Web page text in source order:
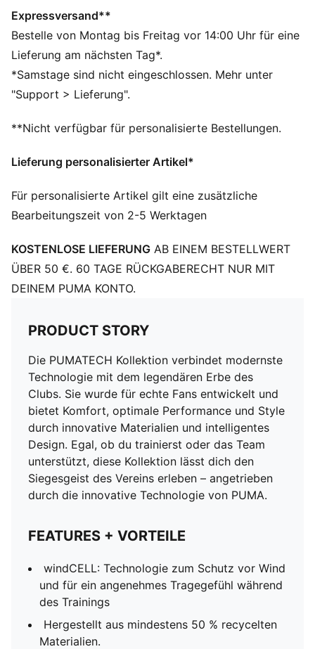
FEATURES + VORTEILE
windCELL: Technologie zum Schutz vor Wind und für
ein angenehmes Tragegefühl während des Trainings
Hergestellt aus mindestens 50 % recycelten
Materialien.
DETAILS
Hauptmaterial: Webware
Lange Ärmel
Länge: Standard-Jacke
Taschen: Reißverschlusstasche, Seitentasche
Expressversand**
Bestelle von Montag bis Freitag vor 14:00 Uhr für eine
Lieferung am nächsten Tag*.
*Samstage sind nicht eingeschlossen. Mehr unter
"Support > Lieferung".
**Nicht verfügbar für personalisierte Bestellungen.
Lieferung personalisierter Artikel*
Für personalisierte Artikel gilt eine zusätzliche
Bearbeitungszeit von 2-5 Werktagen
KOSTENLOSE LIEFERUNG AB EINEM BESTELLWERT
ÜBER 50 €. 60 TAGE RÜCKGABERECHT NUR MIT
DEINEM PUMA KONTO.
PRODUCT STORY
Die PUMATECH Kollektion verbindet modernste
Technologie mit dem legendären Erbe des
Clubs. Sie wurde für echte Fans entwickelt und
bietet Komfort, optimale Performance und Style
durch innovative Materialien und intelligentes
Design. Egal, ob du trainierst oder das Team
unterstützt, diese Kollektion lässt dich den
Siegesgeist des Vereins erleben – angetrieben
durch die innovative Technologie von PUMA.
FEATURES + VORTEILE
windCELL: Technologie zum Schutz vor Wind
und für ein angenehmes Tragegefühl während
des Trainings
Hergestellt aus mindestens 50 % recycelten
Materialien.